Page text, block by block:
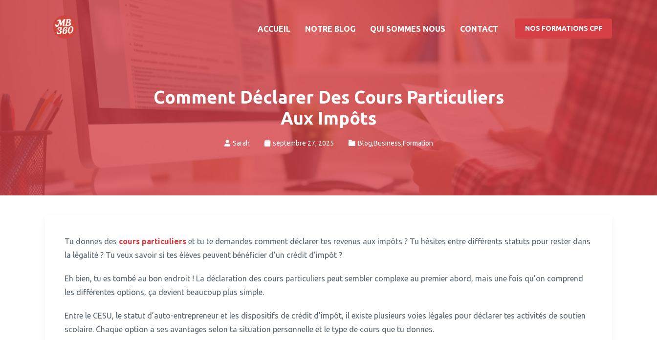
ACCUEIL NOTRE BLOG QUI SOMMES NOUS CONTACT NOS FORMATIONS CPF
Comment Déclarer Des Cours Particuliers
Aux Impôts
Sarah septembre 27, 2025 Blog,Business,Formation
Tu donnes des cours particuliers et tu te demandes comment déclarer tes revenus aux impôts ? Tu hésites entre différents statuts pour rester dans
la légalité ? Tu veux savoir si tes élèves peuvent bénéficier d’un crédit d’impôt ?
Eh bien, tu es tombé au bon endroit ! La déclaration des cours particuliers peut sembler complexe au premier abord, mais une fois qu’on comprend
les différentes options, ça devient beaucoup plus simple.
Entre le CESU, le statut d’auto-entrepreneur et les dispositifs de crédit d’impôt, il existe plusieurs voies légales pour déclarer tes activités de soutien
scolaire. Chaque option a ses avantages selon ta situation personnelle et le type de cours que tu donnes.